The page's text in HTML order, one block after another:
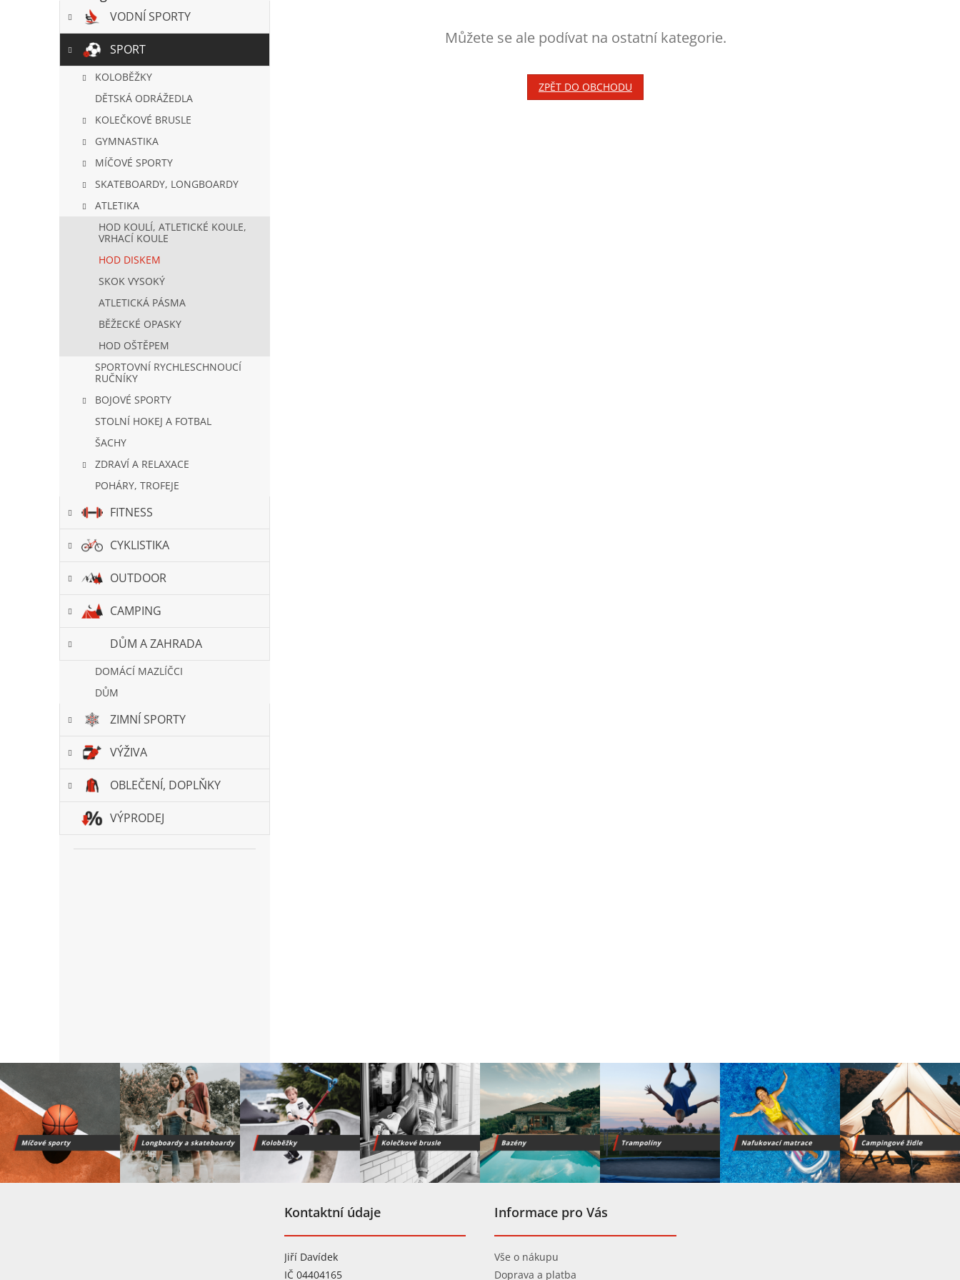
e
VODNÍ SPORTY
SPORT
KOLOBĚŽKY
DĚTSKÁ ODRÁŽEDLA
KOLEČKOVÉ BRUSLE
GYMNASTIKA
MÍČOVÉ SPORTY
SKATEBOARDY, LONGBOARDY
ATLETIKA
HOD KOULÍ, ATLETICKÉ KOULE,
VRHACÍ KOULE
HOD DISKEM
SKOK VYSOKÝ
ATLETICKÁ PÁSMA
BĚŽECKÉ OPASKY
HOD OŠTĚPEM
SPORTOVNÍ RYCHLESCHNOUCÍ
RUČNÍKY
BOJOVÉ SPORTY
STOLNÍ HOKEJ A FOTBAL
ŠACHY
ZDRAVÍ A RELAXACE
POHÁRY, TROFEJE
FITNESS
CYKLISTIKA
OUTDOOR
CAMPING
DŮM A ZAHRADA
DOMÁCÍ MAZLÍČCI
DŮM
ZIMNÍ SPORTY
VÝŽIVA
OBLEČENÍ, DOPLŇKY
VÝPRODEJ
Můžete se ale podívat na ostatní kategorie.
ZPĚT DO OBCHODU
Z
Kontaktní údaje
Jiří Davídek
IČ 04404165
Informace pro Vás
Vše o nákupu
Doprava a platba